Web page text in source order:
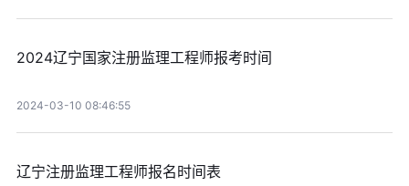
2024辽宁国家注册监理工程师报考时间
2024-03-10 08:46:55
辽宁注册监理工程师报名时间表